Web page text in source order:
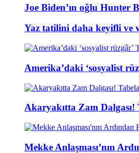
Joe Biden’ın oğlu Hunter
Yaz tatilini daha keyifli ve
Amerika’daki ‘sosyalist
Akaryakıtta Zam Dalgası!
Mekke Anlaşması’nın